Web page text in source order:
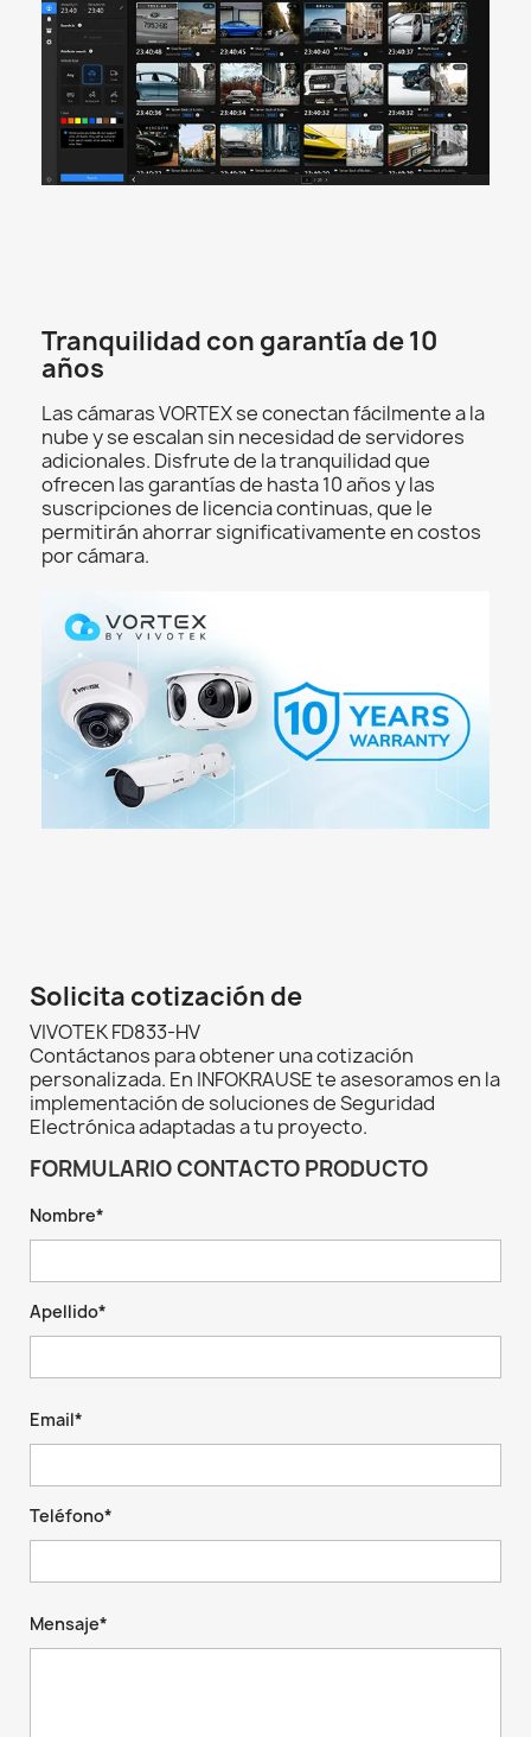
Tranquilidad con garantía de 10
años
Las cámaras VORTEX se conectan fácilmente a la
nube y se escalan sin necesidad de servidores
adicionales. Disfrute de la tranquilidad que
ofrecen las garantías de hasta 10 años y las
suscripciones de licencia continuas, que le
permitirán ahorrar significativamente en costos
por cámara.
Solicita cotización de
VIVOTEK FD833-HV
Contáctanos para obtener una cotización
personalizada. En INFOKRAUSE te asesoramos en la
implementación de soluciones de Seguridad
Electrónica adaptadas a tu proyecto.
FORMULARIO CONTACTO PRODUCTO
Nombre*
Apellido*
Email*
Teléfono*
Mensaje*